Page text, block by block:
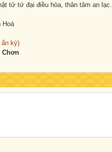
tử tứ đại điều hòa, thân tâm an lạc.
Hoá
ấn ký)
Chơn